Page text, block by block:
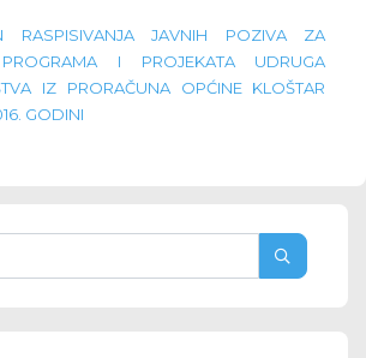
RASPISIVANJA JAVNIH POZIVA ZA
PROGRAMA I PROJEKATA UDRUGA
IZ PRORAČUNA OPĆINE KLOŠTAR
GODINI